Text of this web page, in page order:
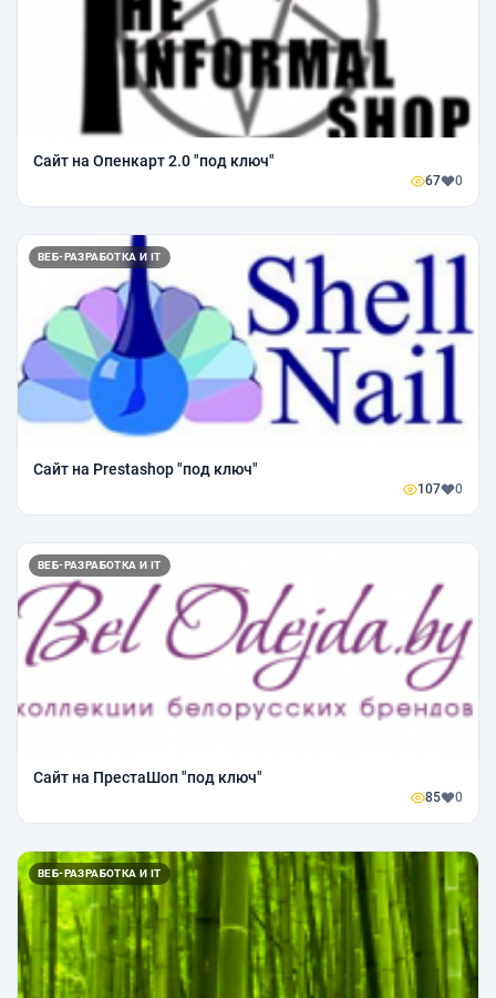
Сайт на Опенкарт 2.0 "под ключ"
67 0
ВЕБ-РАЗРАБОТКА И IT
Сайт на Prestashop "под ключ"
107 0
ВЕБ-РАЗРАБОТКА И IT
Сайт на ПрестаШоп "под ключ"
85 0
ВЕБ-РАЗРАБОТКА И IT